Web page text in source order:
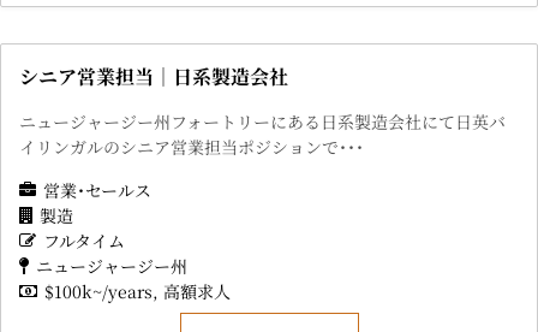
シニア営業担当｜日系製造会社
ニュージャージー州フォートリーにある日系製造会社にて日英バ
イリンガルのシニア営業担当ポジションで･･･
営業･セールス
製造
フルタイム
ニュージャージー州
$100k~/years 高額求人